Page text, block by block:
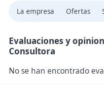
La empresa Ofertas
Evaluaciones y
Consultora
No se han encontrado